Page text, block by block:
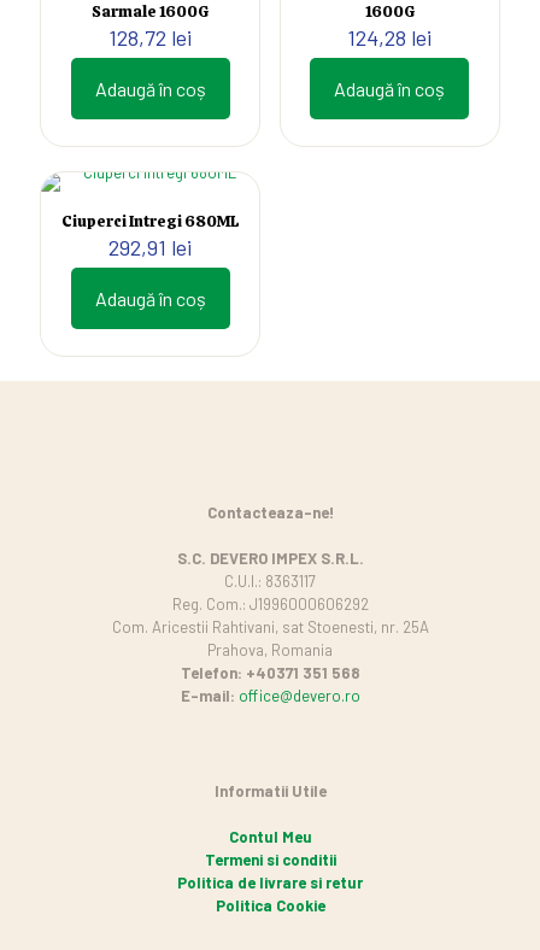
Sarmale 1600G
128,72 lei
Adaugă în coș
1600G
124,28 lei
Adaugă în coș
Ciuperci Intregi 680ML
292,91 lei
Adaugă în coș
Contacteaza-ne!
S.C. DEVERO IMPEX S.R.L.
C.U.I.: 8363117
Reg. Com.: J1996000606292
Com. Aricestii Rahtivani, sat Stoenesti, nr. 25A
Prahova, Romania
Telefon: +40371 351 568
E-mail: office@devero.ro
Informatii Utile
Contul Meu
Termeni si conditii
Politica de livrare si retur
Politica Cookie